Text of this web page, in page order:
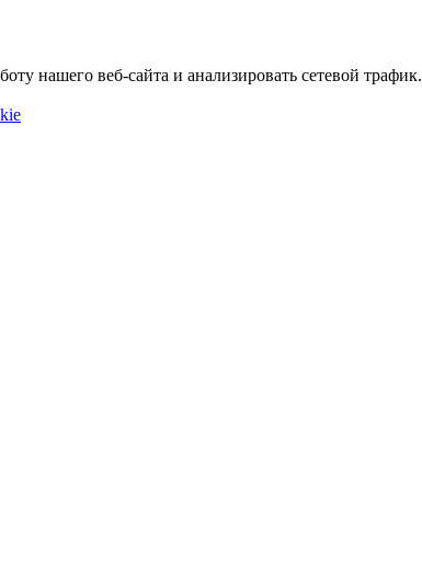
нашего веб-сайта и анализировать сетевой трафик.